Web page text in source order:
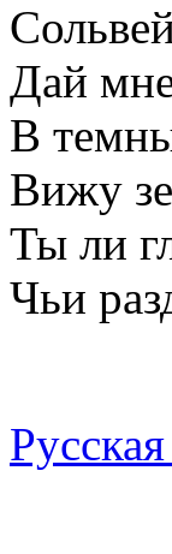
Дай
В
Вижу
Ты ли
Чьи